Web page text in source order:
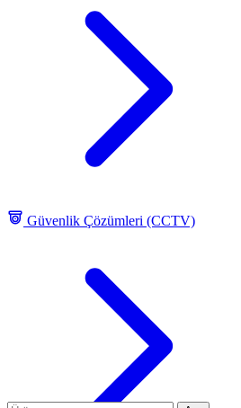
Güvenlik Çözümleri (CCTV)